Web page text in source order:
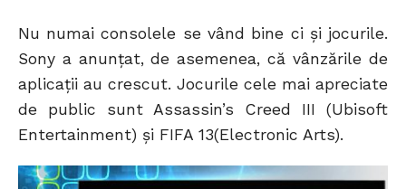
Nu numai consolele se vând bine ci și jocurile.
Sony a anunțat, de asemenea, că vânzările de
aplicații au crescut. Jocurile cele mai apreciate
de public sunt Assassin’s Creed III (Ubisoft
Entertainment) și FIFA 13(Electronic Arts).